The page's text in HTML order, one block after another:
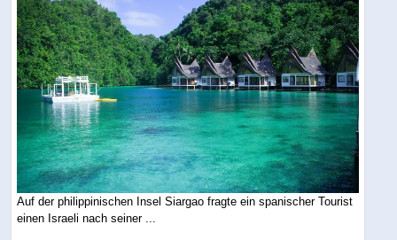
Auf der philippinischen Insel Siargao fragte ein spanischer Tourist
einen Israeli nach seiner ...